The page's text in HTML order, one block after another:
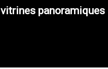
panoramiques